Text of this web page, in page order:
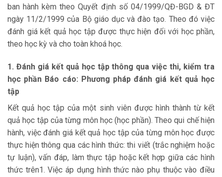
ban hành kèm theo Quyết định số 04/1999/QĐ-BGD & ĐT
ngày 11/2/1999 của Bộ giáo dục và đào tạo. Theo đó việc
đánh giá kết quả học tập được thực hiện đối với học phần,
theo học kỳ và cho toàn khoá học.
1. Đánh giá kết quả học tập thông qua việc thi, kiểm tra
học phần Báo cáo: Phương pháp đánh giá kết quả học
tập
Kết quả học tập của một sinh viên được hình thành từ kết
quả học tập của từng môn học (học phần). Theo qui chế hiện
hành, việc đánh giá kết quả học tập của từng môn học được
thực hiện thông qua các hình thức: thi viết (trắc nghiệm hoặc
tự luận), vấn đáp, làm thực tập hoặc kết hợp giữa các hình
thức trên1. Việc áp dụng hình thức nào phụ thuộc vào điều